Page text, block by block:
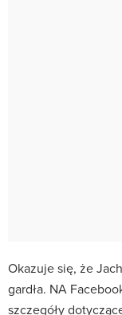
Okazuje się, że
gardła. NA
szczegóły